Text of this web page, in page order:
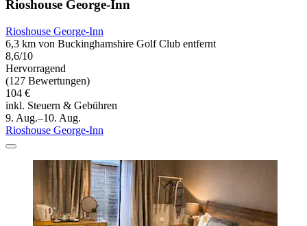
Rioshouse George-Inn
Rioshouse George-Inn
6,3 km von Buckinghamshire Golf Club entfernt
8,6/10
Hervorragend
(127 Bewertungen)
104 €
inkl. Steuern & Gebühren
9. Aug.–10. Aug.
Rioshouse George-Inn